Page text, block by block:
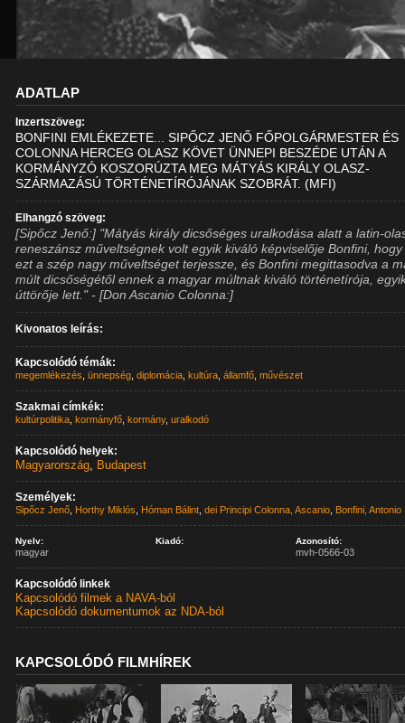
ADATLAP
Inzertszöveg:
BONFINI EMLÉKEZETE... SIPŐCZ JENŐ FŐPOLGÁRMESTER ÉS
COLONNA HERCEG OLASZ KÖVET ÜNNEPI BESZÉDE UTÁN A
KORMÁNYZÓ KOSZORÚZTA MEG MÁTYÁS KIRÁLY OLASZ-
SZÁRMAZÁSÚ TÖRTÉNETÍRÓJÁNAK SZOBRÁT. (MFI)
Elhangzó szöveg:
[Sipőcz Jenő:] "Mátyás király dicsőséges uralkodása alatt a latin-
reneszánsz műveltségnek volt egyik kiváló képviselője Bonfini,
ezt a szép nagy műveltséget terjessze, és Bonfini megittasodva a
múlt dicsőségétől ennek a magyar múltnak kiváló történetírója,
úttörője lett." - [Don Ascanio Colonna:]
Kivonatos leírás:
Kapcsolódó témák:
megemlékezés ,ünnepség ,diplomácia ,kultúra ,államfő ,művészet
Szakmai címkék:
kultúrpolitika ,kormányfő ,kormány,uralkodó
Kapcsolódó helyek:
Magyarország, Budapest
Személyek:
Sipőcz Jenő Horthy Miklós Hóman Bálint ,dei Principi Colonna, Ascanio Bonfini, Antonio
Nyelv:
magyar
Kiadó: Azonosító:
mvh-0566-03
Kapcsolódó linkek
Kapcsolódó filmek a NAVA-ból
Kapcsolódó dokumentumok az NDA-ból
KAPCSOLÓDÓ FILMHÍREK